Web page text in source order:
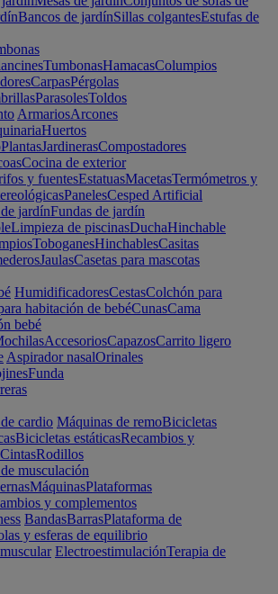
Bancos de jardínSillas colgantesEstufas de
TumbonasHamacasColumpios
CarpasPérgolas
ParasolesToldos
ArmariosArcones
Huertos
PlantasJardinerasCompostadores
Cocina de exterior
y fuentesEstatuasMacetasTermómetros y
PanelesCesped Artificial
jardínFundas de jardín
Limpieza de piscinasDuchaHinchable
ToboganesHinchablesCasitas
JaulasCasetas para mascotas
HumidificadoresCestasColchón para
habitación de bebéCunasCama
bebé
AccesoriosCapazosCarrito ligero
Aspirador nasalOrinales
Funda
cardio Máquinas de remoBicicletas
Bicicletas estáticasRecambios y
CintasRodillos
musculación
MáquinasPlataformas
y complementos
BandasBarrasPlataforma de
y esferas de equilibrio
ElectroestimulaciónTerapia de